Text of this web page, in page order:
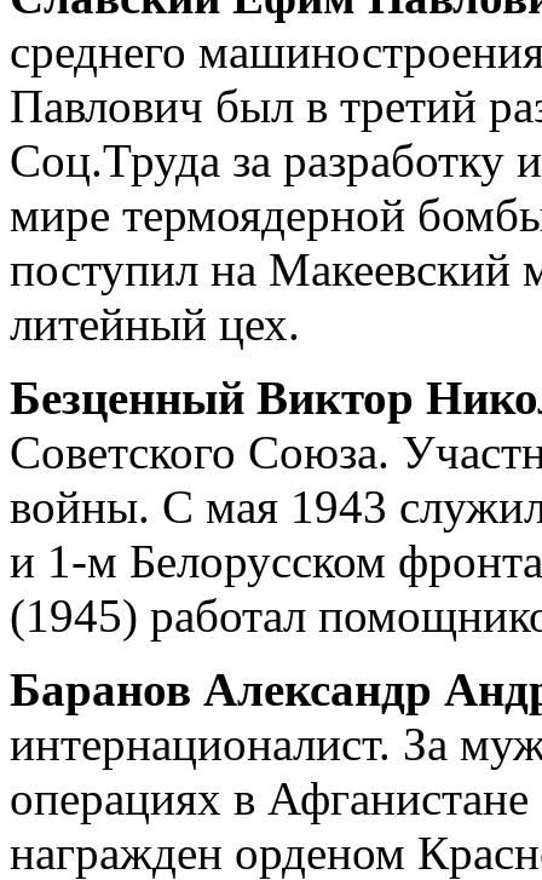
среднего
Павлович был в третий
Соц.Труда за
мире термоядерной
поступил на Макеевский
литейный цех.
Безценный Виктор
Советского Союза.
войны. С мая 1943
и 1-м Белорусском
(1945) работал
Баранов Александр
интернационалист. За
операциях в
награжден орденом